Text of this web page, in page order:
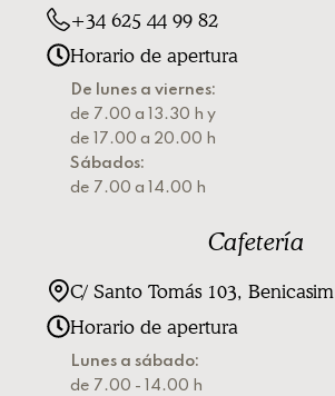
+34 625 44 99 82
Horario de apertura
De lunes a viernes:
de 7.00 a 13.30 h y
de 17.00 a 20.00 h
Sábados:
de 7.00 a 14.00 h
Cafetería
C/ Santo Tomás 103, Benicasim
Horario de apertura
Lunes a sábado:
de 7.00 - 14.00 h